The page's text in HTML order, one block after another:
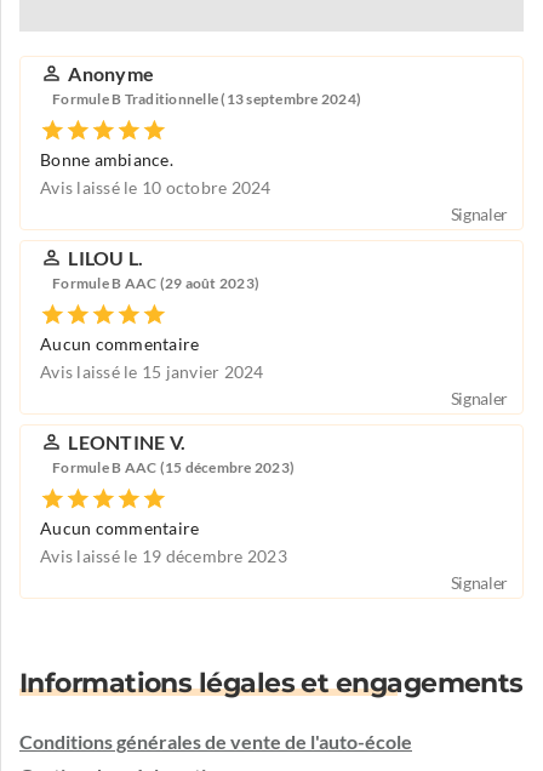
Anonyme
Formule B Traditionnelle (13 septembre 2024)
Bonne ambiance.
Avis laissé le 10 octobre 2024
Signaler
LILOU L.
Formule B AAC (29 août 2023)
Aucun commentaire
Avis laissé le 15 janvier 2024
Signaler
LEONTINE V.
Formule B AAC (15 décembre 2023)
Aucun commentaire
Avis laissé le 19 décembre 2023
Signaler
Informations légales et engagements
Conditions générales de vente de l'auto-école